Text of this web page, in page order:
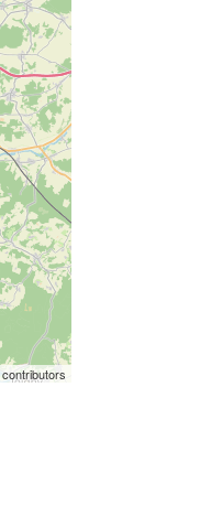
contributors